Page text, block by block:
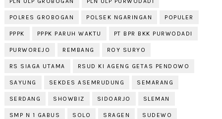
POLRES GROBOGAN POLSEK NGARINGAN POPULER
PPPK PPPK PARUH WAKTU PT BPR BKK PURWODADI
PURWOREJO REMBANG ROY SURYO
RS SIAGA UTAMA RSUD KI AGENG GETAS PENDOWO
SAYUNG SEKDES ASEMRUDUNG SEMARANG
SERDANG SHOWBIZ SIDOARJO SLEMAN
SMP N 1 GABUS SOLO SRAGEN SUDEWO